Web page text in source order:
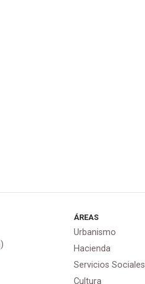
ÁREAS
Urbanismo
Hacienda
Servicios Sociales
Cultura